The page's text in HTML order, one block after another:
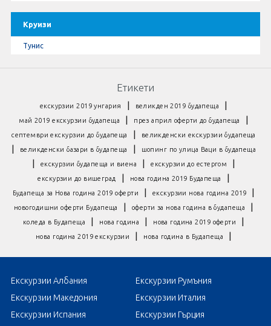
Круизи
Тунис
Етикети
екскурзии 2019 унгария | великден 2019 будапеща |
май 2019 екскурзии будапеща | през април оферти до будапеща |
септември екскурзии до будапеща | великденски екскурзии будапеща
| великденски базари в будапеща | шопинг по улица Ваци в будапеща
| екскурзии будапеща и виена |екскурзии до естергом |
екскурзии до вишеград | нова година 2019 Будапеща |
Будапеща за Нова година 2019 оферти | екскурзии нова година 2019 |
новогодишни оферти Будапеща | оферти за нова година в будапеща |
коледа в Будапеща | нова година | нова година 2019 оферти |
нова година 2019 екскурзии | нова година в Будапеща |
Екскурзии Албания
Екскурзии Румъния
Екскурзии Македония
Екскурзии Италия
Екскурзии Испания
Екскурзии Гърция